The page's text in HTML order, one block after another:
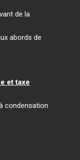
de la
abords de
et taxe
condensation